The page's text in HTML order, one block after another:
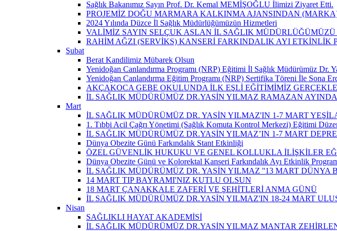
Sağlık Bakanımız Sayın Prof. Dr. Kemal MEMİŞOĞLU İlimizi Ziyaret Etti.
PROJEMİZ DOĞU MARMARA KALKINMA AJANSINDAN
2024 Yılında Düzce İl Sağlık Müdürlüğümüzün Hizmetleri
VALİMİZ SAYIN SELÇUK ASLAN İL SAĞLIK
RAHİM AĞZI (SERVİKS) KANSERİ FARKINDALIK AYI ETKİNLİK
Şubat
Berat Kandilimiz Mübarek Olsun
Yenidoğan Canlandırma Programı (NRP) Eğitimi İl Sağlık Müdürümüz Dr.
Yenidoğan Canlandırma Eğitim Programı (NRP) Sertifika Töreni İle Sona
AKÇAKOCA GEBE OKULUNDA İLK EŞLİ EĞİTİMİMİZ
İL SAĞLIK MÜDÜRÜMÜZ DR.YASİN YILMAZ RAMAZAN
Mart
İL SAĞLIK MÜDÜRÜMÜZ DR. YASİN YILMAZ'IN 1-7 MART
1. Tıbbi Acil Çağrı Yönetimi (Sağlık Komuta Kontrol Merkezi) Eğitimi
İL SAĞLIK MÜDÜRÜMÜZ DR.YASİN YILMAZ’IN 1-7 MART
Dünya Obezite Günü Farkındalık Stant Etkinliği
ÖZEL GÜVENLİK HUKUKU VE GENEL KOLLUKLA İLİŞKİLER
Dünya Obezite Günü ve Kolorektal Kanseri Farkındalık Ayı Etkinlik
İL SAĞLIK MÜDÜRÜMÜZ DR. YASİN YILMAZ ''13 MART DÜNYA
14 MART TIP BAYRAMI'NIZ KUTLU OLSUN
18 MART ÇANAKKALE ZAFERİ VE ŞEHİTLERİ ANMA GÜNÜ
İL SAĞLIK MÜDÜRÜMÜZ DR.YASİN YILMAZ'IN 18-24 MART
Nisan
SAĞLIKLI HAYAT AKADEMİSİ
İL SAĞLIK MÜDÜRÜMÜZ DR.YASİN YILMAZ MANTAR